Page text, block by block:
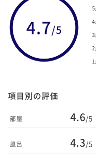
4.7/5
5
4
3
2
項目別の評価
部屋 4.6/5
風呂 4.3/5